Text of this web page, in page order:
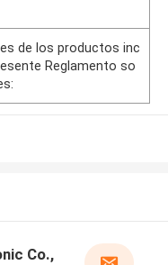
de los productos inc
Reglamento so
Co.,